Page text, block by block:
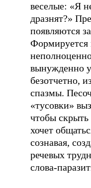
вecелые: «Я
дразнят?»
появляются
Формируется
вынужденно
безотчетно,
спазмы.
«туcoвки»
чтобы
хочет
coзнавая,
речевых
слова-